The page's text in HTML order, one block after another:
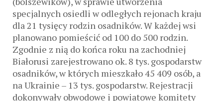
specjalnych osiedli w odległych rejonach kraju
dla 21 tysięcy rodzin osadników. W każdej wsi
planowano pomieścić od 100 do 500 rodzin.
Zgodnie z nią do końca roku na zachodniej
Białorusi zarejestrowano ok. 8 tys. gospodarstw
osadników, w których mieszkało 45 409 osób, a
na Ukrainie – 13 tys. gospodarstw. Rejestracji
dokonywały obwodowe i powiatowe komitety